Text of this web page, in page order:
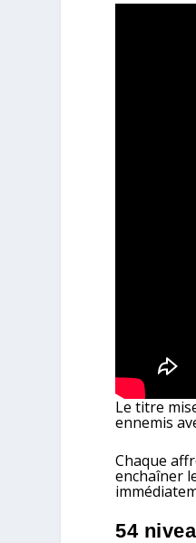
Le titre
ennemis
Chaque
enchaîner
54